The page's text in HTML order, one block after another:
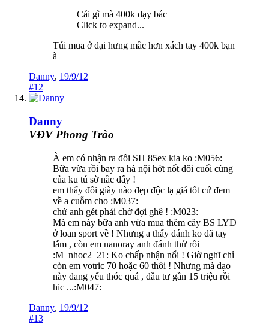
Cái gì mà 400k dạy bác
Click to expand...
Túi mua ở đại hưng mắc hơn xách tay 400k bạn
à
Danny, 19/9/12
#12
Danny
VĐV Phong Trào
À em có nhận ra đôi SH 85ex kia ko :M056:
Bữa vừa rồi bay ra hà nội hớt nốt đôi cuối cùng
của ku tú sờ nắc đấy !
em thấy đôi giày nào đẹp độc lạ giá tốt cứ đem
về a cuỗm cho :M037:
chứ anh gét phải chờ đợi ghê ! :M023:
Mà em này bữa anh vừa mua thêm cây BS LYD
ở loan sport về ! Nhưng a thấy đánh ko đã tay
lắm , còn em nanoray anh đánh thử rồi
:M_nhoc2_21: Ko chấp nhận nổi ! Giờ nghĩ chỉ
còn em votric 70 hoặc 60 thôi ! Nhưng mà dạo
này đang yếu thóc quá , đầu tư gần 15 triệu rồi
hic ...:M047:
Danny, 19/9/12
#13